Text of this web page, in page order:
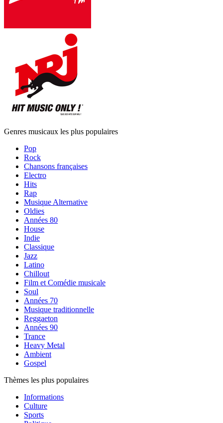
Genres musicaux les plus populaires
Pop
Rock
Chansons françaises
Electro
Hits
Rap
Musique Alternative
Oldies
Années 80
House
Indie
Classique
Jazz
Latino
Chillout
Film et Comédie musicale
Soul
Années 70
Musique traditionnelle
Reggaeton
Années 90
Trance
Heavy Metal
Ambient
Gospel
Thèmes les plus populaires
Informations
Culture
Sports